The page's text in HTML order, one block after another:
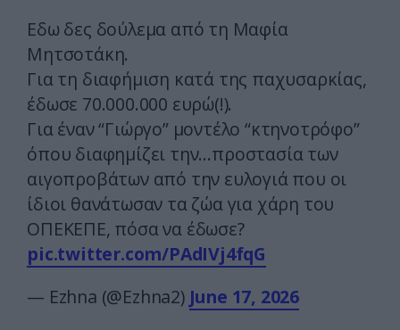
Εδω δες δούλεμα από τη Μαφία
Μητσοτάκη.
Για τη διαφήμιση κατά της παχυσαρκίας,
έδωσε 70.000.000 ευρώ(!).
Για έναν “Γιώργο” μοντέλο “κτηνοτρόφο”
όπου διαφημίζει την…προστασία των
αιγοπροβάτων από την ευλογιά που οι
ίδιοι θανάτωσαν τα ζώα για χάρη του
ΟΠΕΚΕΠΕ, πόσα να έδωσε?
pic.twitter.com/PAdIVj4fqG
— Ezhna (@Ezhna2) June 17, 2026